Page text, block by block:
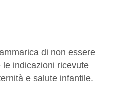
di non essere
indicazioni ricevute
e salute infantile.